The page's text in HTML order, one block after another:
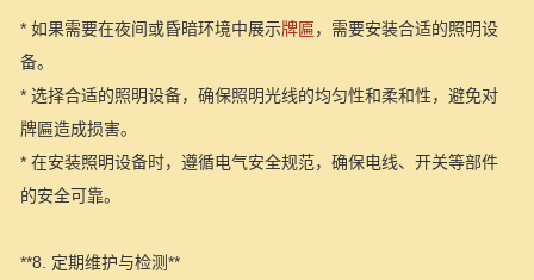
* 如果需要在夜间或昏暗环境中展示牌匾，需要安装合适的照明设
备。
* 选择合适的照明设备，确保照明光线的均匀性和柔和性，避免对
牌匾造成损害。
* 在安装照明设备时，遵循电气安全规范，确保电线、开关等部件
的安全可靠。
**8. 定期维护与检测**